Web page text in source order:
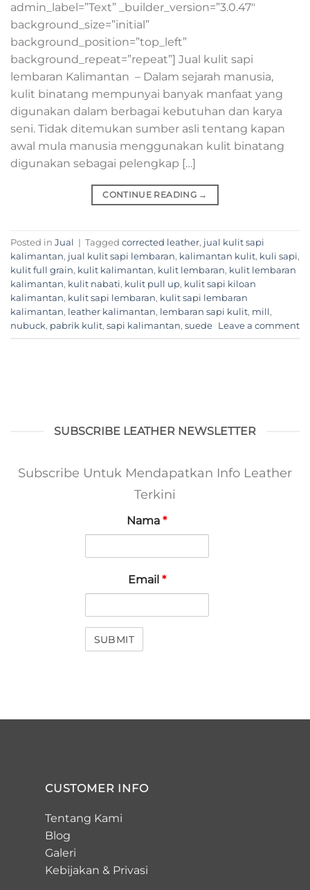
admin_label=”Text” _builder_version=”3.0.47″
background_size=”initial”
background_position=”top_left”
background_repeat=”repeat”] Jual kulit sapi
lembaran Kalimantan – Dalam sejarah manusia,
kulit binatang mempunyai banyak manfaat yang
digunakan dalam berbagai kebutuhan dan karya
seni. Tidak ditemukan sumber asli tentang kapan
awal mula manusia menggunakan kulit binatang
digunakan sebagai pelengkap […]
CONTINUE READING →
Posted in Jual | Tagged corrected leather, jual kulit sapi
kalimantan, jual kulit sapi lembaran, kalimantan kulit, kuli sapi,
kulit full grain, kulit kalimantan, kulit lembaran, kulit lembaran
kalimantan, kulit nabati, kulit pull up, kulit sapi kiloan
kalimantan, kulit sapi lembaran, kulit sapi lembaran
kalimantan, leather kalimantan, lembaran sapi kulit, mill,
nubuck, pabrik kulit, sapi kalimantan, suede Leave a comment
SUBSCRIBE LEATHER NEWSLETTER
Subscribe Untuk Mendapatkan Info Leather
Terkini
Nama *
Email *
CUSTOMER INFO
Tentang Kami
Blog
Galeri
Kebijakan & Privasi